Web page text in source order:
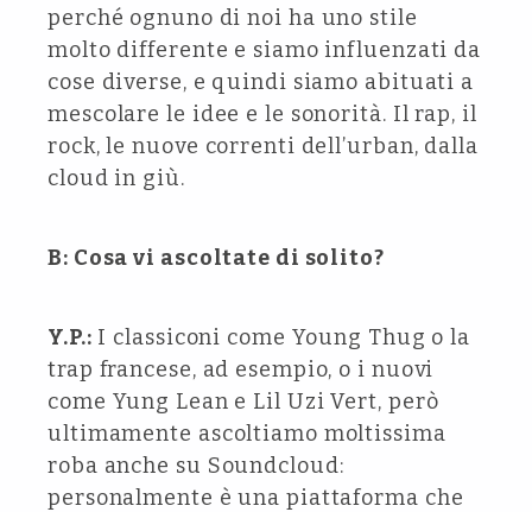
perché ognuno di noi ha uno stile
molto differente e siamo influenzati da
cose diverse, e quindi siamo abituati a
mescolare le idee e le sonorità. Il rap, il
rock, le nuove correnti dell’urban, dalla
cloud in giù.
B: Cosa vi ascoltate di solito?
Y.P.: I classiconi come Young Thug o la
trap francese, ad esempio, o i nuovi
come Yung Lean e Lil Uzi Vert, però
ultimamente ascoltiamo moltissima
roba anche su Soundcloud:
personalmente è una piattaforma che